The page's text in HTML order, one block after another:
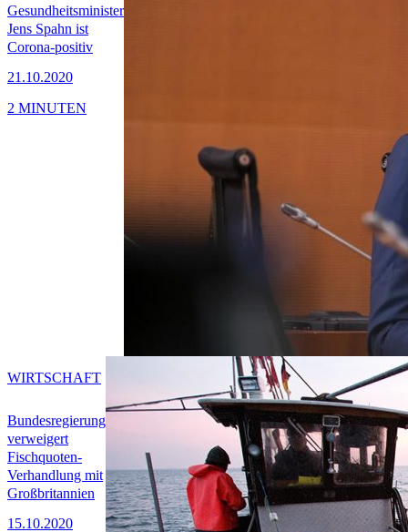
Gesundheitsminister
Jens Spahn ist
Corona-positiv
21.10.2020
2 MINUTEN
Bundesregierung
verweigert
Fischquoten-
Verhandlung mit
Großbritannien
15.10.2020
WIRTSCHAFT